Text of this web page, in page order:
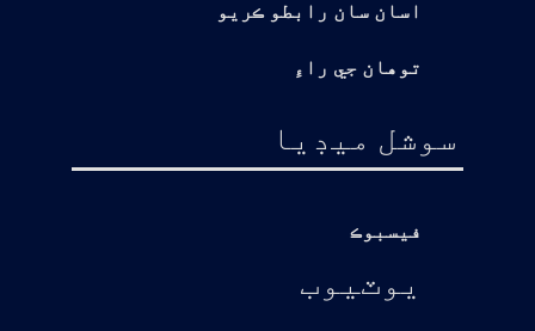
اسان سان رابطو ڪريو
توهان جي راءِ
سوشل ميڊيا
فيسبوڪ
يوٽيوب